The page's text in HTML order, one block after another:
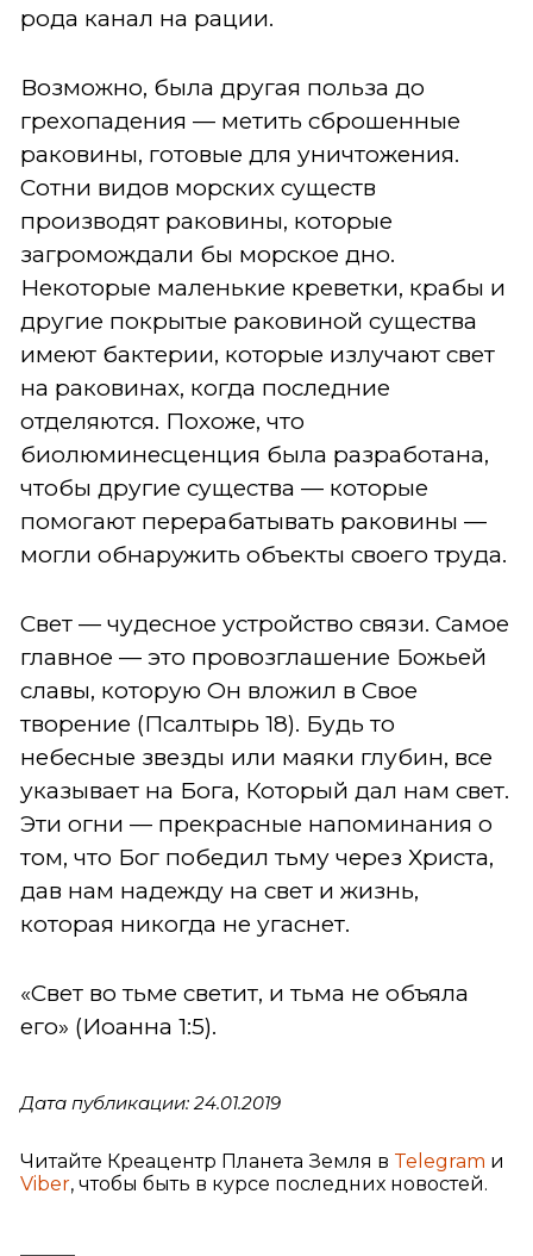
рода канал на рации.
Возможно, была другая польза до
грехопадения — метить сброшенные
раковины, готовые для уничтожения.
Сотни видов морских существ
производят раковины, которые
загромождали бы морское дно.
Некоторые маленькие креветки, крабы и
другие покрытые раковиной существа
имеют бактерии, которые излучают свет
на раковинах, когда последние
отделяются. Похоже, что
биолюминесценция была разработана,
чтобы другие существа — которые
помогают перерабатывать раковины —
могли обнаружить объекты своего труда.
Свет — чудесное устройство связи. Самое
главное — это провозглашение Божьей
славы, которую Он вложил в Свое
творение (Псалтырь 18). Будь то
небесные звезды или маяки глубин, все
указывает на Бога, Который дал нам свет.
Эти огни — прекрасные напоминания о
том, что Бог победил тьму через Христа,
дав нам надежду на свет и жизнь,
которая никогда не угаснет.
«Свет во тьме светит, и тьма не объяла
его» (Иоанна 1:5).
Дата публикации: 24.01.2019
Читайте Креацентр Планета Земля в Telegram и
Viber, чтобы быть в курсе последних новостей.